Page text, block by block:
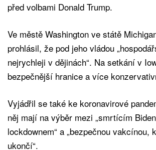
před volbami Donald Trump.
Ve městě Washington ve státě
prohlásil, že pod jeho vládou
nejrychleji v dějinách“. Na setkání v
bezpečnější hranice a více
Vyjádřil se také ke koronavirové
něj mají na výběr mezi „smrtícím
lockdownem“ a „bezpečnou vakcínou,
ukončí“.